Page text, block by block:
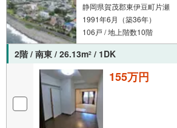
静岡県賀茂郡東伊豆町片瀬
1991年6月（築36年）
106戸 / 地上階数10階
2階 / 南東 / 26.13m2 / 1DK
155万円